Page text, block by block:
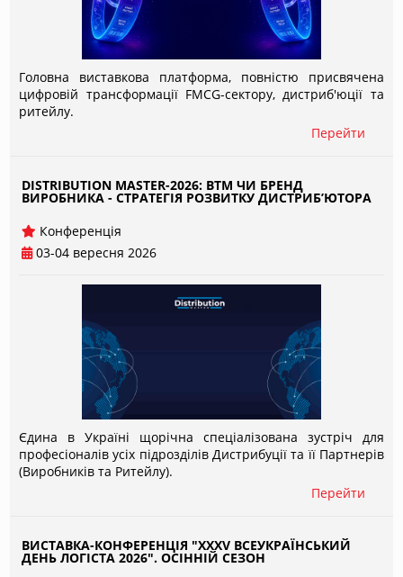
Головна виставкова платформа, повністю присвячена
цифровій трансформації FMCG-сектору, дистриб'юції та
ритейлу.
Перейти
DISTRIBUTION MASTER-2026: ВТМ ЧИ БРЕНД
ВИРОБНИКА - СТРАТЕГІЯ РОЗВИТКУ ДИСТРИБ’ЮТОРА
Конференція
03-04 вересня 2026
Єдина в Україні щорічна спеціалізована зустріч для
професіоналів усіх підрозділів Дистрибуції та її Партнерів
(Виробників та Ритейлу).
Перейти
ВИСТАВКА-КОНФЕРЕНЦІЯ "XXXV ВСЕУКРАЇНСЬКИЙ
ДЕНЬ ЛОГІСТА 2026". ОСІННІЙ СЕЗОН